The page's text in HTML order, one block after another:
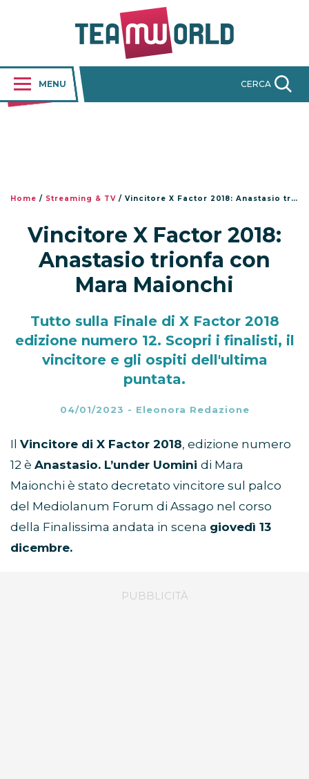
MENU CERCA
Home / Streaming & TV / Vincitore X Factor 2018: Anastasio trionfa con Mara Maionchi
Vincitore X Factor 2018:
Anastasio trionfa con
Mara Maionchi
Tutto sulla Finale di X Factor 2018
edizione numero 12. Scopri i finalisti, il
vincitore e gli ospiti dell'ultima
puntata.
04/01/2023 - Eleonora Redazione
Il Vincitore di X Factor 2018, edizione numero
12 è Anastasio. L’under Uomini di Mara
Maionchi è stato decretato vincitore sul palco
del Mediolanum Forum di Assago nel corso
della Finalissima andata in scena giovedì 13
dicembre.